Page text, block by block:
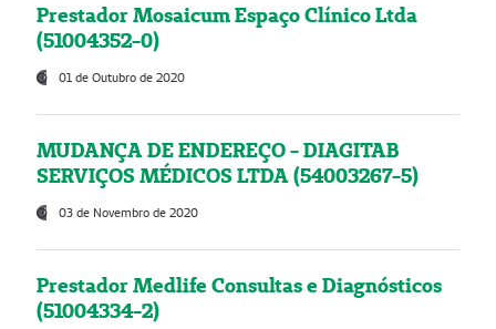
Prestador Mosaicum Espaço Clínico Ltda
(51004352-0)
01 de Outubro de 2020
MUDANÇA DE ENDEREÇO - DIAGITAB
SERVIÇOS MÉDICOS LTDA (54003267-5)
03 de Novembro de 2020
Prestador Medlife Consultas e Diagnósticos
(51004334-2)